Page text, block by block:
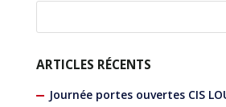
ARTICLES RÉCENTS
Journée portes ouvertes CIS